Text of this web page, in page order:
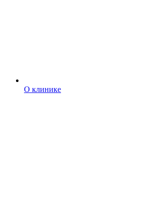
О клинике